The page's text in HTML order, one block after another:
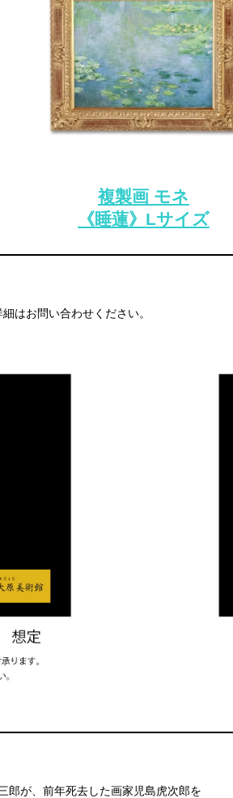
複製画 モネ
《睡蓮》Lサイズ
はお問い合わせください。
郎が、前年死去した画家児島虎次郎を